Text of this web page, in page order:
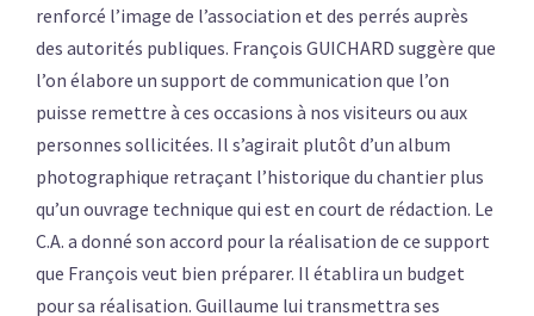
renforcé l’image de l’association et des perrés auprès
des autorités publiques. François GUICHARD suggère que
l’on élabore un support de communication que l’on
puisse remettre à ces occasions à nos visiteurs ou aux
personnes sollicitées. Il s’agirait plutôt d’un album
photographique retraçant l’historique du chantier plus
qu’un ouvrage technique qui est en court de rédaction. Le
C.A. a donné son accord pour la réalisation de ce support
que François veut bien préparer. Il établira un budget
pour sa réalisation. Guillaume lui transmettra ses